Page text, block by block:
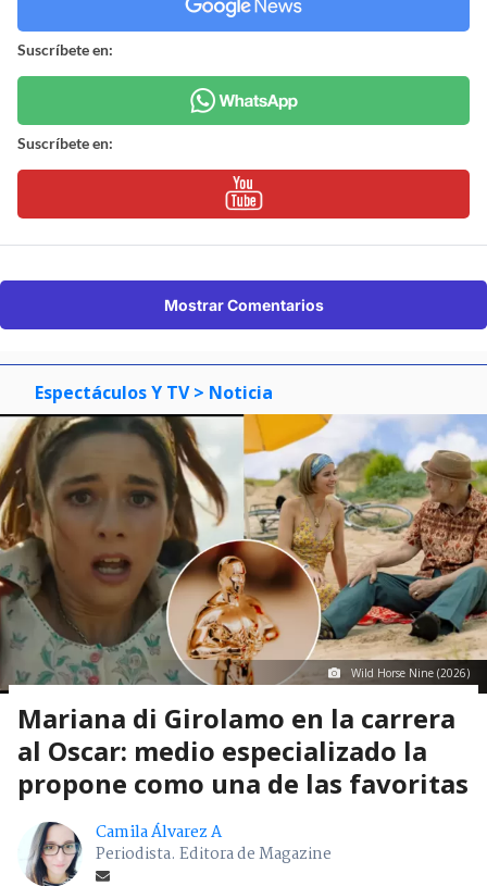
Suscríbete en:
Suscríbete en:
Mostrar Comentarios
Espectáculos Y TV > Noticia
Wild Horse Nine (2026)
Mariana di Girolamo en la carrera
al Oscar: medio especializado la
propone como una de las favoritas
Camila Álvarez A
Periodista. Editora de Magazine